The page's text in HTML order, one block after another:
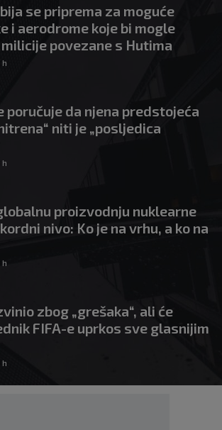
se priprema za moguće
i aerodrome koje bi mogle
povezane s Hutima
h
poručuje da njena predstojeća
niti je „posljedica
h
proizvodnju nuklearne
nivo: Ko je na vrhu, a ko na
h
zbog „grešaka“, ali će
FIFA-e uprkos sve glasnijim
h